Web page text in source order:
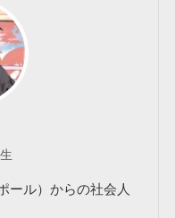
ール）からの社会人